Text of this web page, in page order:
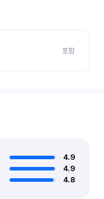
포함
4.9
4.9
4.8